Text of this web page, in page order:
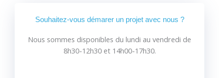
Souhaitez-vous démarer un projet avec nous ?
Nous sommes disponibles du lundi au vendredi de
8h30-12h30 et 14h00-17h30.